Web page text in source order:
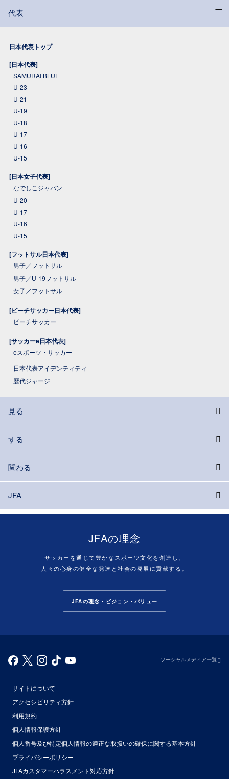
代表
日本代表トップ
[日本代表]
SAMURAI BLUE
U-23
U-21
U-19
U-18
U-17
U-16
U-15
[日本女子代表]
なでしこジャパン
U-20
U-17
U-16
U-15
[フットサル日本代表]
男子／フットサル
男子／U-19フットサル
女子／フットサル
[ビーチサッカー日本代表]
ビーチサッカー
[サッカーe日本代表]
eスポーツ・サッカー
日本代表アイデンティティ
歴代ジャージ
見る
する
関わる
JFA
JFAの理念
サッカーを通じて豊かなスポーツ文化を創造し、
人々の心身の健全な発達と社会の発展に貢献する。
JFAの理念・ビジョン・バリュー
ソーシャルメディア一覧
サイトについて
アクセシビリティ方針
利用規約
個人情報保護方針
個人番号及び特定個人情報の適正な取扱いの確保に関する基本方針
プライバシーポリシー
JFAカスタマーハラスメント対応方針